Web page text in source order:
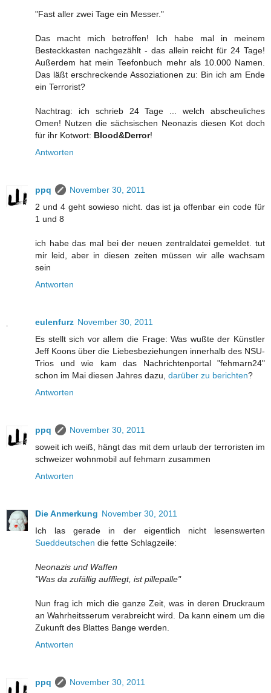
"Fast aller zwei Tage ein Messer."
Das macht mich betroffen! Ich habe mal in meinem
Besteckkasten nachgezählt - das allein reicht für 24 Tage!
Außerdem hat mein Teefonbuch mehr als 10.000 Namen.
Das läßt erschreckende Assoziationen zu: Bin ich am Ende
ein Terrorist?
Nachtrag: ich schrieb 24 Tage ... welch abscheuliches
Omen! Nutzen die sächsischen Neonazis diesen Kot doch
für ihr Kotwort: Blood&Derror!
Antworten
ppq
November 30, 2011
2 und 4 geht sowieso nicht. das ist ja offenbar ein code für
1 und 8
ich habe das mal bei der neuen zentraldatei gemeldet. tut
mir leid, aber in diesen zeiten müssen wir alle wachsam
sein
Antworten
eulenfurz November 30, 2011
Es stellt sich vor allem die Frage: Was wußte der Künstler
Jeff Koons über die Liebesbeziehungen innerhalb des NSU-
Trios und wie kam das Nachrichtenportal "fehmarn24"
schon im Mai diesen Jahres dazu, darüber zu berichten?
Antworten
ppq
November 30, 2011
soweit ich weiß, hängt das mit dem urlaub der terroristen im
schweizer wohnmobil auf fehmarn zusammen
Antworten
Die Anmerkung November 30, 2011
Ich las gerade in der eigentlich nicht lesenswerten
Sueddeutschen die fette Schlagzeile:
Neonazis und Waffen
"Was da zufällig auffliegt, ist pillepalle"
Nun frag ich mich die ganze Zeit, was in deren Druckraum
an Wahrheitsserum verabreicht wird. Da kann einem um die
Zukunft des Blattes Bange werden.
Antworten
ppq
November 30, 2011